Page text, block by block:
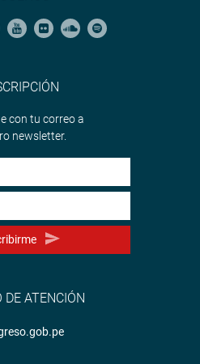
con tu correo a
newsletter.
DE ATENCIÓN